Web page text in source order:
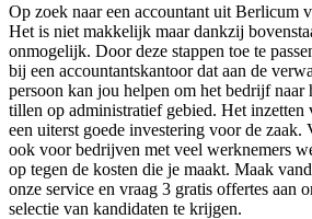
Op zoek naar een accountant uit Berlicum
Het is niet makkelijk maar dankzij
onmogelijk. Door deze stappen toe te
bij een accountantskantoor dat aan de
persoon kan jou helpen om het bedrijf naar
tillen op administratief gebied. Het inzetten
een uiterst goede investering voor de zaak.
ook voor bedrijven met veel werknemers
op tegen de kosten die je maakt. Maak
onze service en vraag 3 gratis offertes aan
selectie van kandidaten te krijgen.